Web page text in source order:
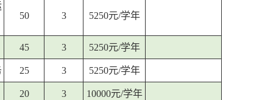
50 3 5250元/学年
45 3 5250元/学年
25 3 5250元/学年
20 3 10000元/学年